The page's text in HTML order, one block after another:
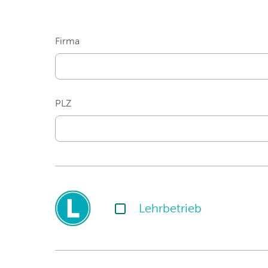
Firma
PLZ
Lehrbetrieb